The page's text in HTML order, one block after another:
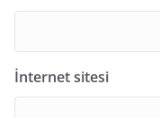
İnternet sitesi